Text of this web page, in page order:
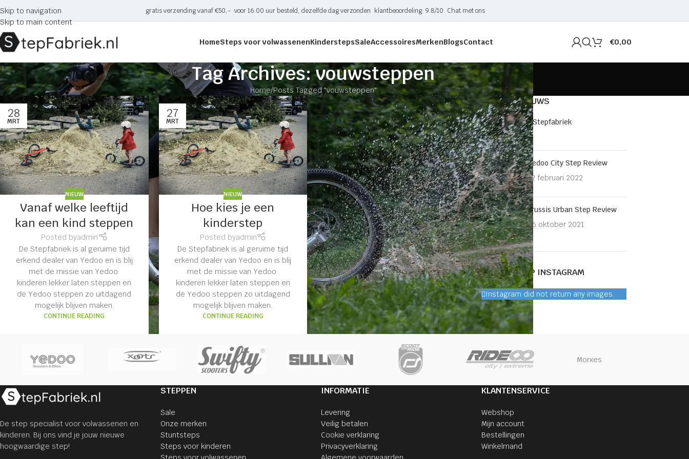
Skip to navigation
Skip to main content
gratis verzending vanaf €50,- voor 16:00 uur besteld, dezelfde dag verzonden klantbeoordeling: 9.8/10 Chat met ons
HomeSteps voor volwassenenKinderstepsSaleAccessoiresMerkenBlogsContact €0,00
Tag Archives: vouwsteppen
Home Posts Tagged "vouwsteppen"
28
MRT
NIEUW
Vanaf welke leeftijd
kan een kind steppen
Posted byadmin
De Stepfabriek is al geruime tijd
erkend dealer van Yedoo en is blij
met de missie van Yedoo:
kinderen lekker laten steppen en
de Yedoo steppen zo uitdagend
mogelijk blijven maken.
CONTINUE READING
27
MRT
NIEUW
Hoe kies je een
kinderstep
Posted byadmin
De Stepfabriek is al geruime tijd
erkend dealer van Yedoo en is blij
met de missie van Yedoo:
kinderen lekker laten steppen en
de Yedoo steppen zo uitdagend
mogelijk blijven maken.
CONTINUE READING
LAATSTE NIEUWS
E Steps van de Stepfabriek
1 juli 2022
Yedoo City Step Review
12 februari 2022
Crussis Urban Step Review
26 oktober 2021
VOLG ONS OP INSTAGRAM
Instagram did not return any images.
Morxes
De step specialist voor volwassenen en
kinderen. Bij ons vind je jouw nieuwe
hoogwaardige step!
STEPPEN
Sale
Onze merken
Stuntsteps
Steps voor kinderen
INFORMATIE
Levering
Veilig betalen
Cookie verklaring
Privacyverklaring
KLANTENSERVICE
Webshop
Mijn account
Bestellingen
Winkelmand